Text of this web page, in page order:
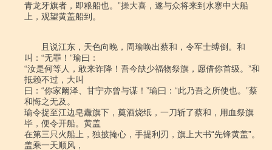
青龙牙旗者，即粮船也。”操大喜，遂与众将来到水寨中大船
上，观望黄盖船到。
且说江东，天色向晚，周瑜唤出蔡和，令军士缚倒。和
叫：“无罪！”瑜曰：
“汝是何等人，敢来诈降！吾今缺少福物祭旗，愿借你首级。”和
抵赖不过，大叫
曰：“你家阚泽、甘宁亦曾与谋！”瑜曰：“此乃吾之所使也。”蔡
和悔之无及。
瑜令捉至江边皂纛旗下，奠酒烧纸，一刀斩了蔡和，用血祭旗
毕，便令开船。黄盖
在第三只火船上，独披掩心，手提利刃，旗上大书“先锋黄盖”。
盖乘一天顺风，